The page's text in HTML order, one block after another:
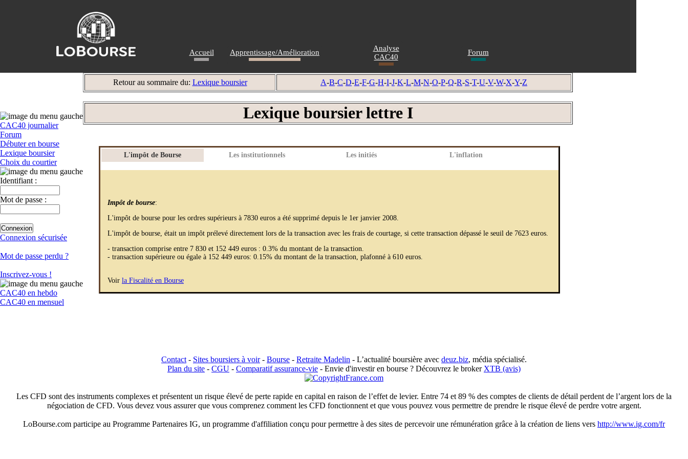
Accueil Apprentissage/Amélioration
Analyse
CAC40
Forum
CAC40 journalier
Forum
Débuter en bourse
Lexique boursier
Choix du courtier
Identifiant :
Mot de passe :
Connexion sécurisée
Mot de passe perdu ?
Inscrivez-vous !
CAC40 en hebdo
CAC40 en mensuel
Retour au sommaire du: Lexique boursier A-B-C-D-E-F-G-H-I-J-K-L-M-N-O-P-Q-R-S-T-U-V-W-X-Y-Z
Lexique boursier lettre I
L'impôt de Bourse Les institutionnels Les initiés L'inflation
Impôt de bourse:
L'impôt de bourse pour les ordres supérieurs à 7830 euros a été supprimé depuis le 1er janvier 2008.
L'impôt de bourse, était un impôt prélevé directement lors de la transaction avec les frais de courtage, si cette transaction dépassé le seuil de 7623 euros.
- transaction comprise entre 7 830 et 152 449 euros : 0.3% du montant de la transaction.
- transaction supérieure ou égale à 152 449 euros: 0.15% du montant de la transaction, plafonné à 610 euros.
Voir la Fiscalité en Bourse
Contact - Sites boursiers à voir- Bourse - Retraite Madelin - L’actualité boursière avec deuz.biz, média spécialisé.
Plan du site - CGU - Comparatif assurance-vie - Envie d'investir en bourse ? Découvrez le broker XTB (avis)
Les CFD sont des instruments complexes et présentent un risque élevé de perte rapide en capital en raison de l’effet de levier. Entre 74 et 89 % des comptes de clients de détail perdent de l’argent lors de la
négociation de CFD. Vous devez vous assurer que vous comprenez comment les CFD fonctionnent et que vous pouvez vous permettre de prendre le risque élevé de perdre votre argent.
LoBourse.com participe au Programme Partenaires IG, un programme d'affiliation conçu pour permettre à des sites de percevoir une rémunération grâce à la création de liens vers http://www.ig.com/fr